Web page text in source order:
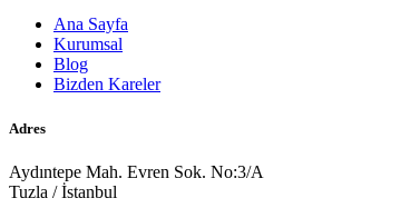
Ana Sayfa
Kurumsal
Blog
Bizden Kareler
Adres
Aydıntepe Mah. Evren Sok. No:3/A
Tuzla / İstanbul